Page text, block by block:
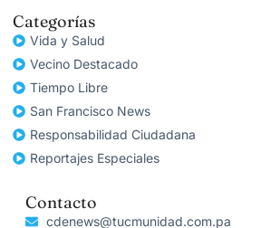
Categorías
Vida y Salud
Vecino Destacado
Tiempo Libre
San Francisco News
Responsabilidad Ciudadana
Reportajes Especiales
Contacto
cdenews@tucmunidad.com.pa